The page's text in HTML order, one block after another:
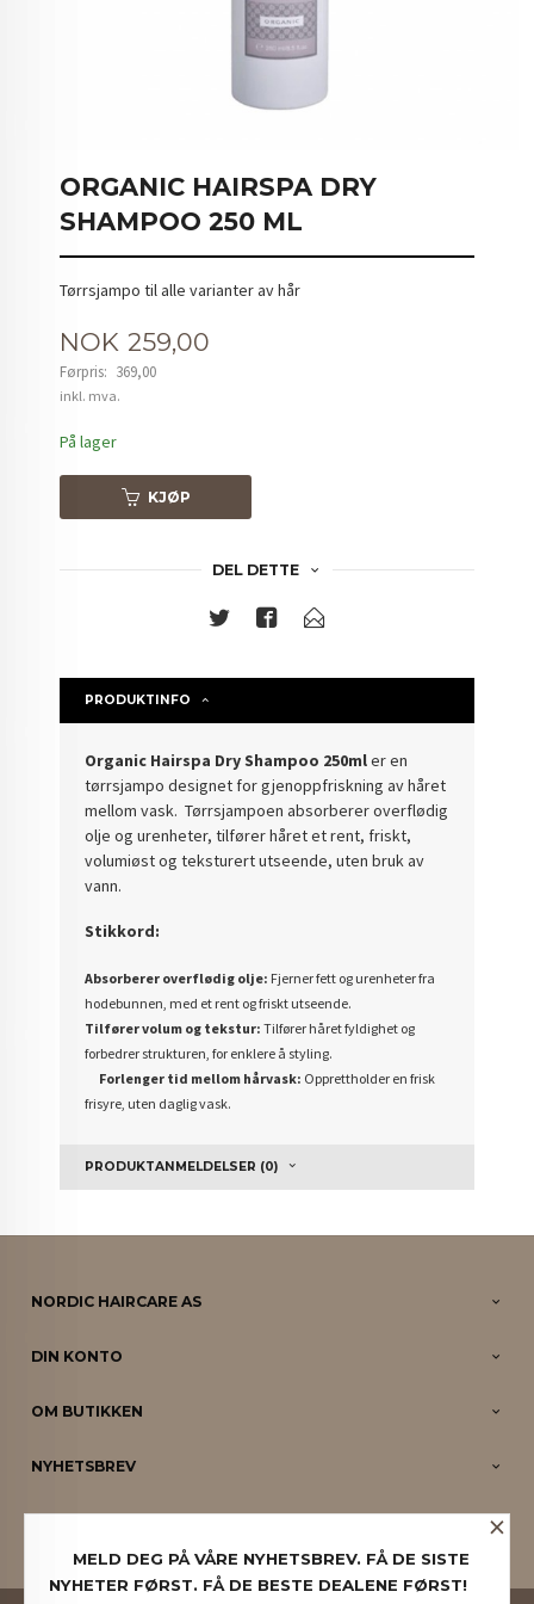
ORGANIC HAIRSPA DRY
SHAMPOO 250 ML
Tørrsjampo til alle varianter av hår
Tilbud
NOK 259,00
Førpris: 369,00
Rabatt
inkl. mva.
På lager
KJØP
DEL DETTE
PRODUKTINFO
Organic Hairspa Dry Shampoo 250mler en
tørrsjampo designet for gjenoppfriskning av håret
mellom vask. Tørrsjampoen absorberer overflødig
olje og urenheter, tilførerhåret et rent, friskt,
volumiøst og teksturert utseende, uten bruk av
vann.
Stikkord:
Absorberer overflødig olje: Fjerner fett og urenheter fra
hodebunnen, med et rent og friskt utseende.
Tilfører volum og tekstur: Tilfører håret fyldighet og
forbedrer strukturen, for enklere å styling.
Forlenger tid mellom hårvask: Opprettholder en frisk
frisyre, uten daglig vask.
PRODUKTANMELDELSER (0)
NORDIC HAIRCARE AS
DIN KONTO
OM BUTIKKEN
NYHETSBREV
PARTNERE ×
MELD DEG PÅ VÅRE NYHETSBREV. FÅ DE SISTE
NYHETER FØRST. FÅ DE BESTE DEALENE FØRST!